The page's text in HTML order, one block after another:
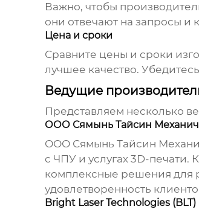
Важно, чтобы
они отвечают на запросы
Цена и сроки
Сравните цены и сроки
лучшее качество.
Ведущие
Представляем несколько
ООО Сямынь Тайсин
ООО Сямынь Тайсин
с ЧПУ и услугах 3D-
комплексные решения для
удовлетворенность
Bright Laser Technologies (BLT)